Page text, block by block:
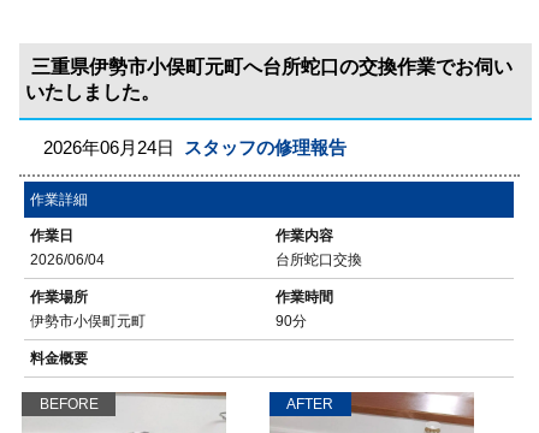
三重県伊勢市小俣町元町へ台所蛇口の交換作業でお伺い
いたしました。
2026年06月24日 スタッフの修理報告
作業詳細
作業日
2026/06/04
作業内容
台所蛇口交換
作業場所
伊勢市小俣町元町
作業時間
90分
料金概要
BEFORE AFTER